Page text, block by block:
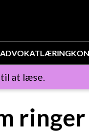
ADVOKATLÆRING
til at læse.